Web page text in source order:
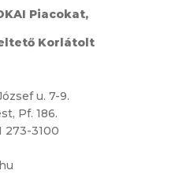
Piacokat,
Korlátolt
u. 7-9.
Pf. 186.
273-3100